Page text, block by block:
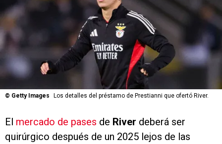
© Getty Images Los detalles del préstamo de Prestianni que ofertó River.
El mercado de pases de River deberá ser
quirúrgico después de un 2025 lejos de las